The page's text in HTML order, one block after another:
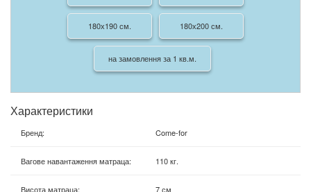
180х190 см. 180х200 см.
на замовлення за 1 кв.м.
Характеристики
Бренд: Come-for
Вагове навантаження матраца: 110 кг.
Висота матраца: 7 см